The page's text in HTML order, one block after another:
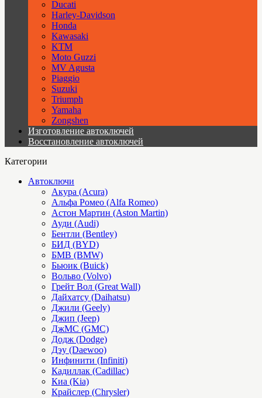
Ducati
Harley-Davidson
Honda
Kawasaki
KTM
Moto Guzzi
MV Agusta
Piaggio
Suzuki
Triumph
Yamaha
Zongshen
Изготовление автоключей
Восстановление автоключей
Категории
Автоключи
Акура (Acura)
Альфа Ромео (Alfa Romeo)
Астон Мартин (Aston Martin)
Ауди (Audi)
Бентли (Bentley)
БИД (BYD)
БМВ (BMW)
Бьюик (Buick)
Вольво (Volvo)
Грейт Вол (Great Wall)
Дайхатсу (Daihatsu)
Джили (Geely)
Джип (Jeep)
ДжМС (GMC)
Додж (Dodge)
Дэу (Daewoo)
Инфинити (Infiniti)
Кадиллак (Cadillac)
Киа (Kia)
Крайслер (Chrysler)